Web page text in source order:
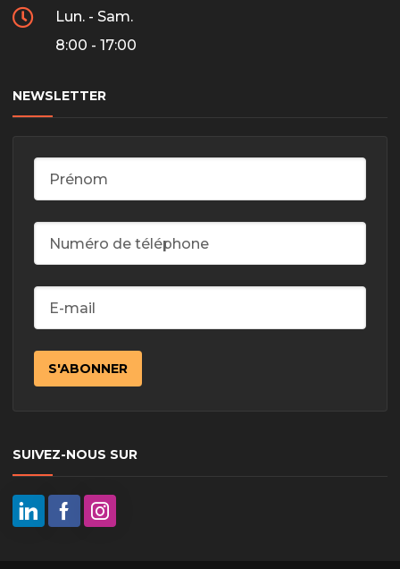
Lun. - Sam.
8:00 - 17:00
NEWSLETTER
SUIVEZ-NOUS SUR